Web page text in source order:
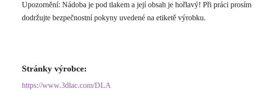
Upozornění: Nádoba je pod tlakem a její obsah je hořlavý! Při práci prosím
dodržujte bezpečnostní pokyny uvedené na etiketě výrobku.
Stránky výrobce:
https://www.3dlac.com/DLA